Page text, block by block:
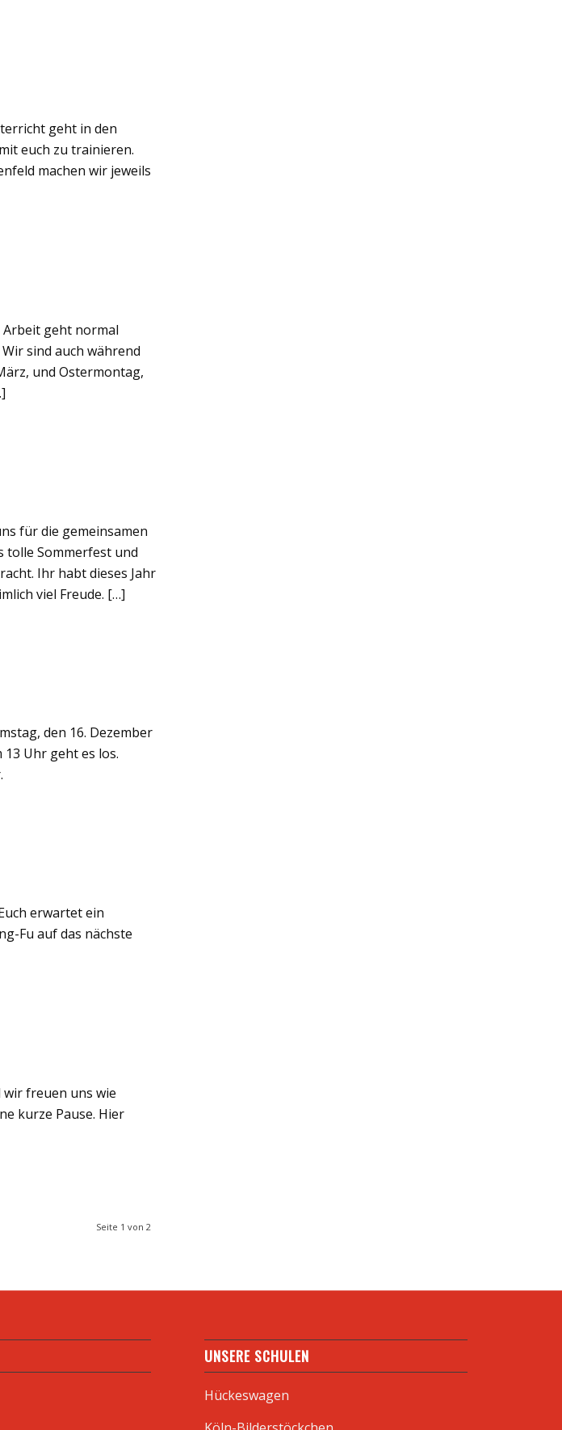
geht in den
euch zu trainieren.
machen wir jeweils
Arbeit geht normal
sind auch während
und Ostermontag,
für die gemeinsamen
tolle Sommerfest und
Ihr habt dieses Jahr
viel Freude. […]
den 16. Dezember
Uhr geht es los.
erwartet ein
Fu auf das nächste
freuen uns wie
kurze Pause. Hier
Seite 1 von 2
UNSERE SCHULEN
Hückeswagen